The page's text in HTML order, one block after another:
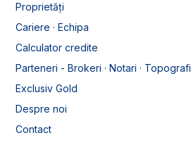
Proprietăți
Cariere · Echipa
Calculator credite
Parteneri - Brokeri · Notari · Topografi
Exclusiv Gold
Despre noi
Contact